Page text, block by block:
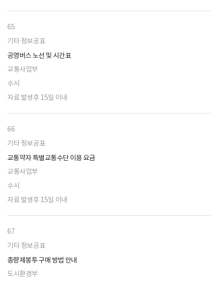
65
기타 정보공표
공영버스 노선 및 시간표
교통사업부
수시
자료 발생후 15일 이내
66
기타 정보공표
교통약자 특별교통수단 이용 요금
교통사업부
수시
자료 발생후 15일 이내
67
기타 정보공표
종량제봉투 구매 방법 안내
도시환경부